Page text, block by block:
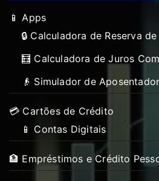
📱 Apps
🔒 Calculadora de Reserva
🧮 Calculadora de Juros
👴 Simulador de
💳 Cartões de Crédito
📱 Contas Digitais
🏦 Empréstimos e Crédito